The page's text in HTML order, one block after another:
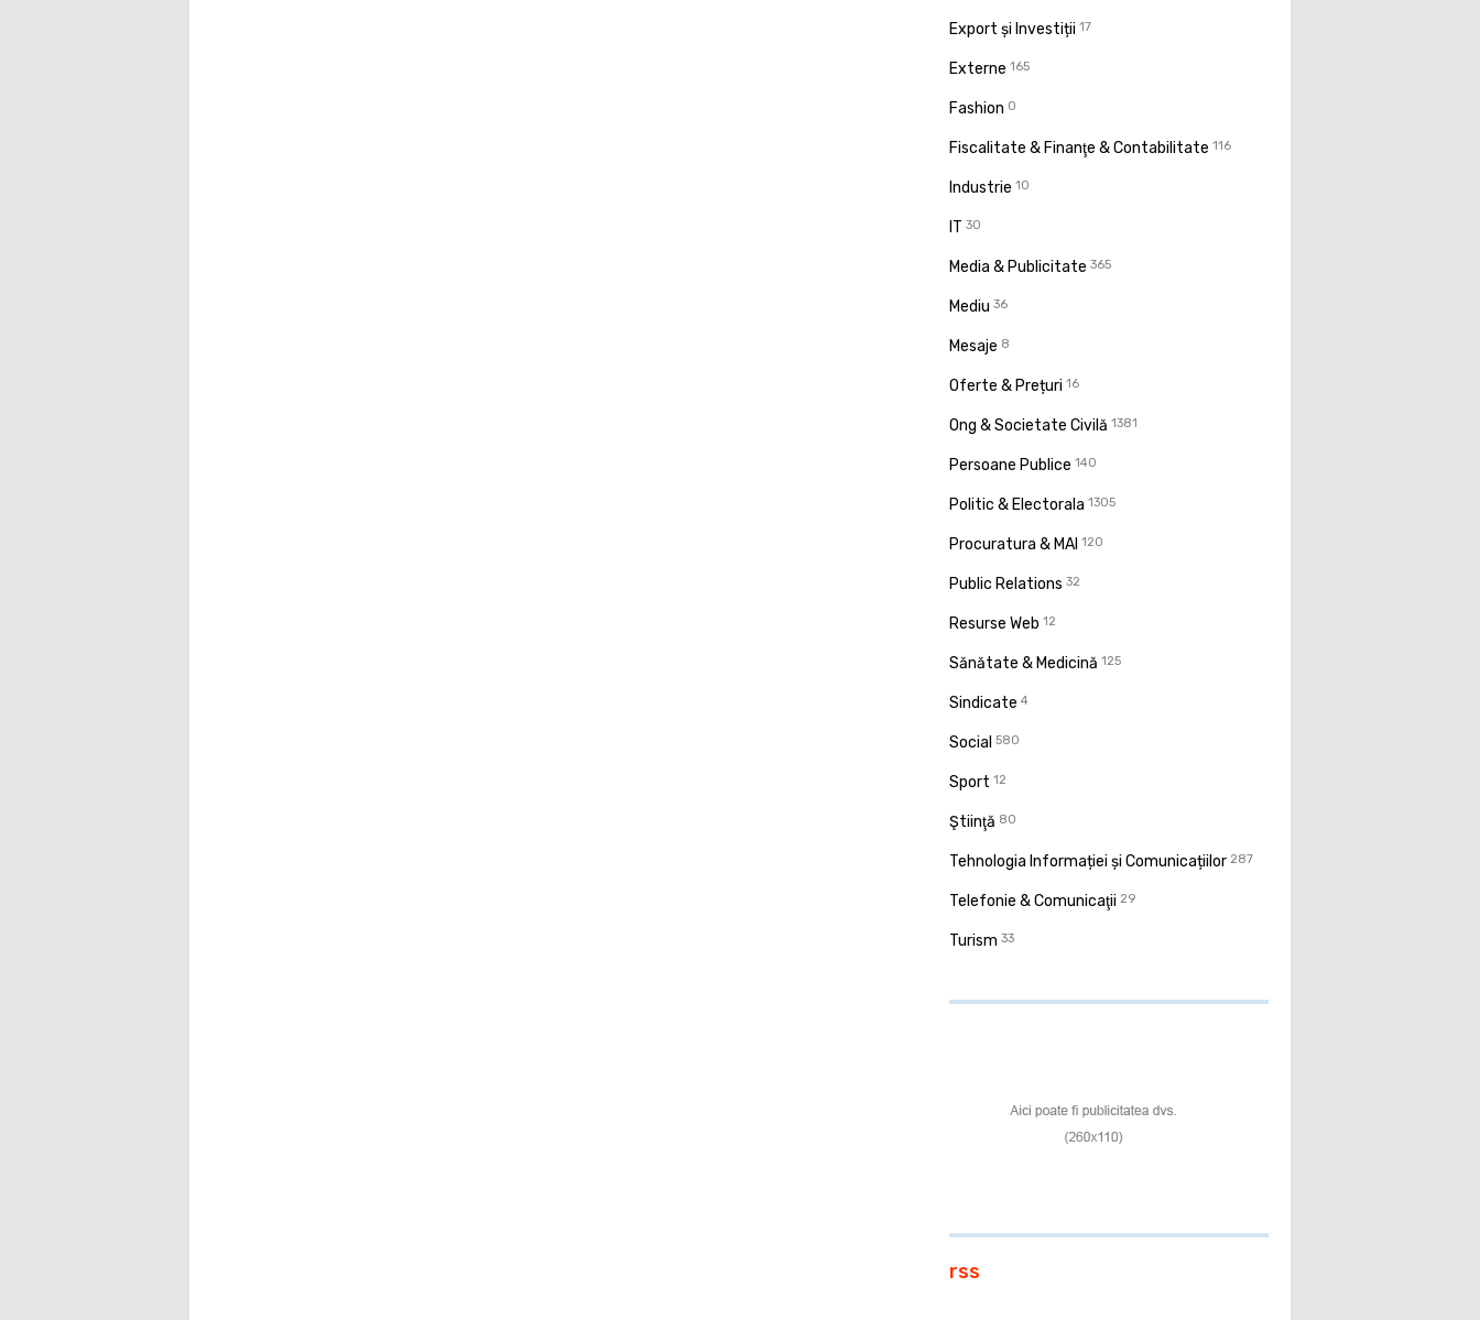
Export și Investiții 17
Externe 165
Fashion 0
Fiscalitate & Finanţe & Contabilitate 116
Industrie 10
IT 30
Media & Publicitate 365
Mediu 36
Mesaje 8
Oferte & Prețuri 16
Ong & Societate Civilă 1381
Persoane Publice 140
Politic & Electorala 1305
Procuratura & MAI 120
Public Relations 32
Resurse Web 12
Sănătate & Medicină 125
Sindicate 4
Social 580
Sport 12
Ştiinţă 80
Tehnologia Informației și Comunicațiilor 287
Telefonie & Comunicaţii 29
Turism 33
rss